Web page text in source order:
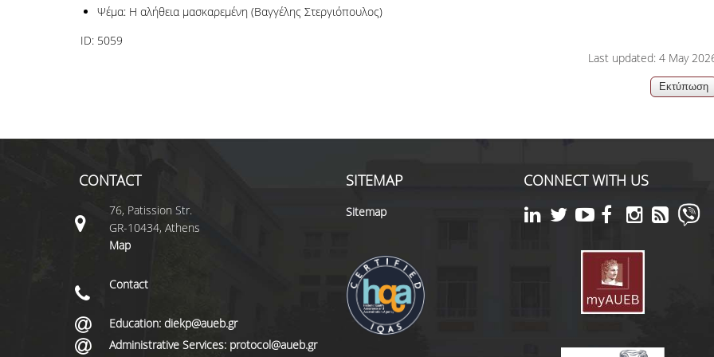
Ψέμα: Η αλήθεια μασκαρεμένη (Βαγγέλης Στεργιόπουλος)
ID: 5059
Last updated: 4 May
CONTACT
76, Patission Str.
GR-10434, Athens
Map
Contact
Education: diekp@aueb.gr
Administrative Services: protocol@aueb.gr
SITEMAP
Sitemap
CONNECT WITH US